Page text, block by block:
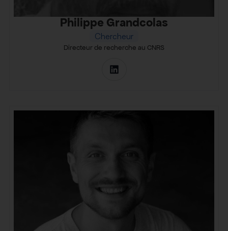
Philippe Grandcolas
Chercheur
Directeur de recherche au CNRS